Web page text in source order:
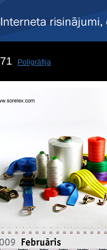
71 Poligrāfija